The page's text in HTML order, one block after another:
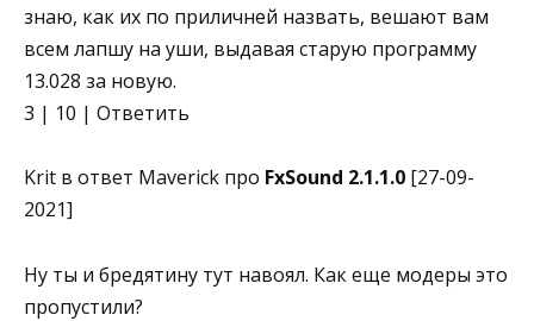
знаю, как их по приличней назвать, вешают вам
всем лапшу на уши, выдавая старую программу
13.028 за новую.
3 | 10 | Ответить
Krit в ответ Maverick про FxSound 2.1.1.0 [27-09-
2021]
Ну ты и бредятину тут навоял. Как еще модеры это
пропустили?